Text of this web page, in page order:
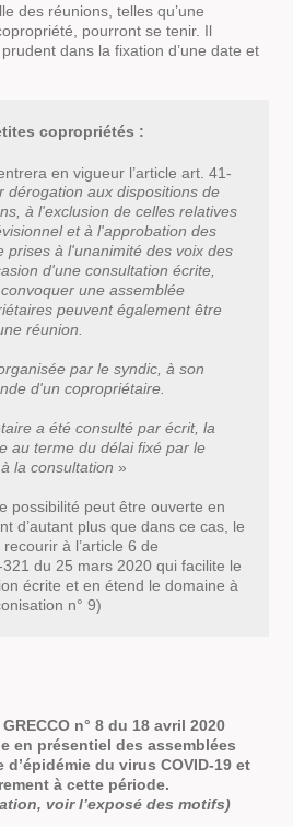
des réunions, telles qu’une
pourront se tenir. Il
dans la fixation d’une date et
copropriétés :
en vigueur l’article art. 41-
dérogation aux dispositions de
à l'exclusion de celles relatives
et à l'approbation des
prises à l'unanimité des voix des
d'une consultation écrite,
une assemblée
peuvent également être
réunion.
par le syndic, à son
d'un copropriétaire.
a été consulté par écrit, la
au terme du délai fixé par le
la consultation »
possibilité peut être ouverte en
d’autant plus que dans ce cas, le
à l’article 6 de
321 du 25 mars 2020 qui facilite le
écrite et en étend le domaine à
n° 9)
n° 8 du 18 avril 2020
en présentiel des assemblées
du virus COVID-19 et
à cette période.
voir l’exposé des motifs)